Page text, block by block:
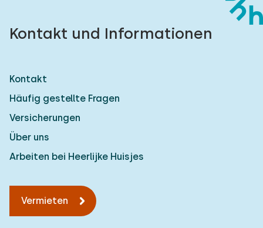
Kontakt und Informationen
Kontakt
Häufig gestellte Fragen
Versicherungen
Über uns
Arbeiten bei Heerlijke Huisjes
Vermieten